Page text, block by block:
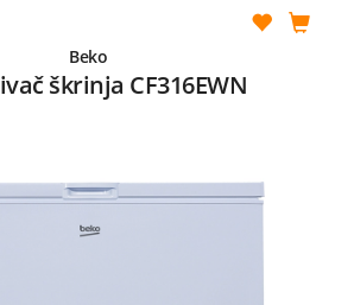
Beko
škrinja CF316EWN